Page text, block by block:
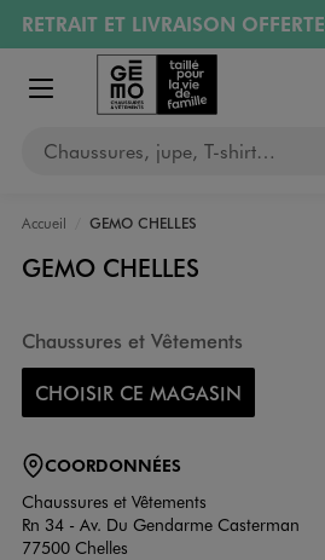
Aller au contenu principal
Aller à la navigation
RETRAIT ET LIVRAISON OFFERTE
Retours OFFERTSpendant 30 jours
PAYEZ EN 3x SANS FRAIS
RÉSERVATION GRATUITE
Afficher le menu
Chaussures, jupe, T-shirt…
Accueil GEMO CHELLES
GEMO CHELLES
Chaussures et Vêtements
CHOISIR CE MAGASIN
COORDONNÉES
Chaussures et Vêtements
Rn 34 - Av. Du Gendarme Casterman
77500 Chelles